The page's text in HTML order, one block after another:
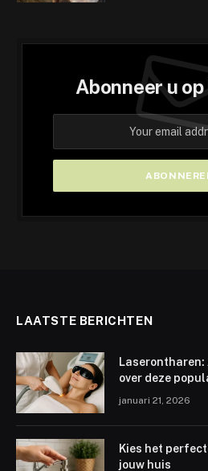
Abonneer u
LAATSTE BERICHTEN
Laserontharen:
over deze
januari 21, 2026
Kies het
jouw huis